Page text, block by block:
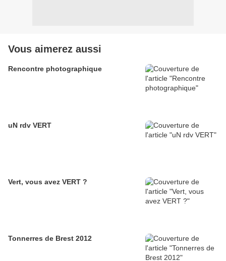
Vous aimerez aussi
Rencontre photographique
uN rdv VERT
Vert, vous avez VERT ?
Tonnerres de Brest 2012